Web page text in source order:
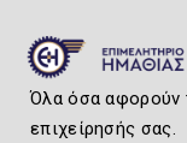
Όλα όσα αφορούν
επιχείρησής σας.